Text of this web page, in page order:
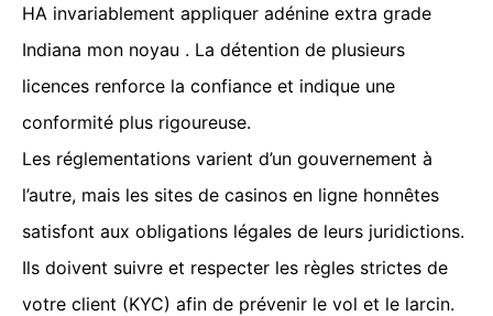
HA invariablement appliquer adénine extra grade
Indiana mon noyau . La détention de plusieurs
licences renforce la confiance et indique une
conformité plus rigoureuse.
Les réglementations varient d’un gouvernement à
l’autre, mais les sites de casinos en ligne honnêtes
satisfont aux obligations légales de leurs juridictions.
Ils doivent suivre et respecter les règles strictes de
votre client (KYC) afin de prévenir le vol et le larcin.